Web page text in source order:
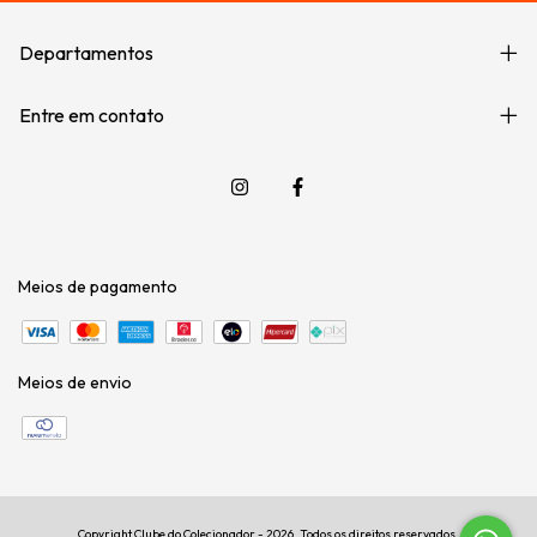
Departamentos
Entre em contato
Meios de pagamento
Meios de envio